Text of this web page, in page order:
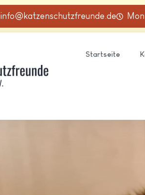
info@katzenschutzfreunde.de
Startseite